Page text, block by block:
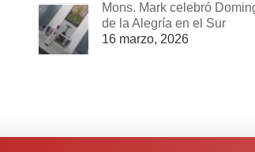
Mons. Mark celebró
de la Alegría en el Sur
16 marzo, 2026